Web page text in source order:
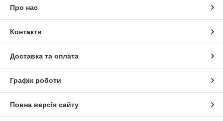
Про нас
Контакти
Доставка та оплата
Графік роботи
Повна версія сайту